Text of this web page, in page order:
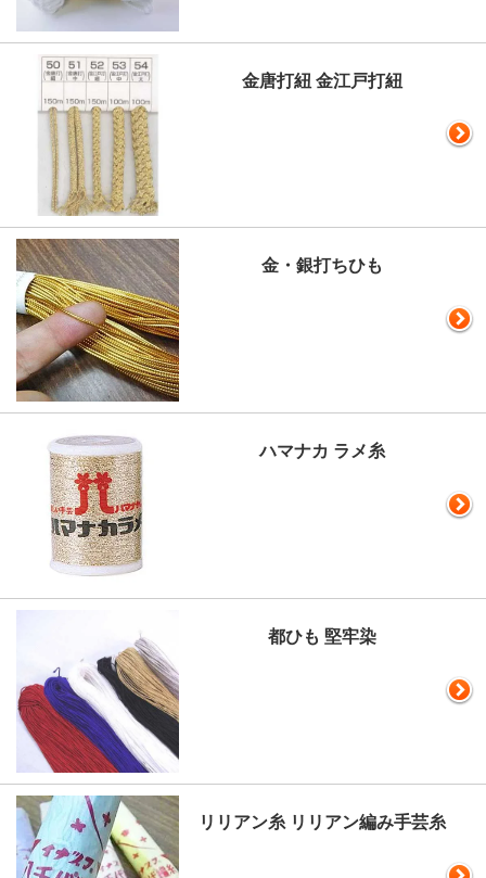
金唐打紐 金江戸打紐
金・銀打ちひも
ハマナカ ラメ糸
都ひも 堅牢染
リリアン糸 リリアン編み手芸糸